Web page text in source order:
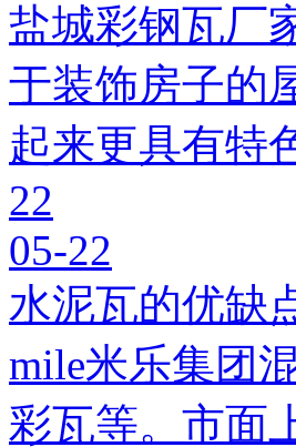
盐城彩钢瓦厂
于装饰房子的
起来更具有特
22
05-22
水泥瓦的优缺
mile米乐集团
彩瓦等。市面